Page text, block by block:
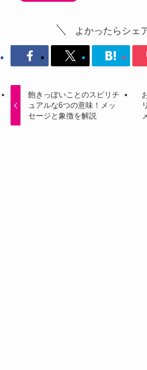
よかったらシェ
飽きっぽいことのスピリチ
ュアルな6つの意味！メッ
セージと象徴を解説